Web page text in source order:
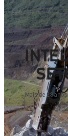
Mais de 28